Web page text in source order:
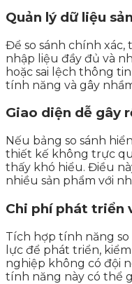
Quản lý dữ liệu
Để so sánh chính
nhập liệu đầy đủ và
hoặc sai lệch thông
tính năng và gây
Giao diện dễ gây
Nếu bảng so sánh
thiết kế không trực
thấy khó hiểu. Điều
nhiều sản phẩm với
Chi phí phát triển
Tích hợp tính năng so
lực để phát triển,
nghiệp không có đội
tính năng này có thể